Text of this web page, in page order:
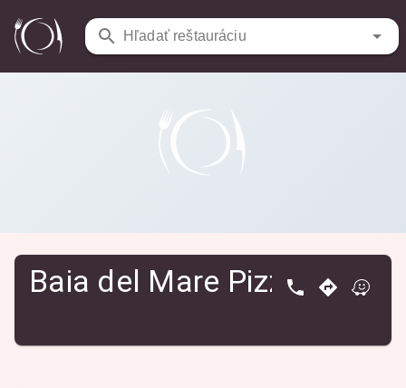
Hľadať reštauráciu
Reštaurácie / Baia del Mare Pizzeria Italiana
Baia del Mare Pizzeria